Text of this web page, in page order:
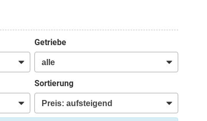
Getriebe
Sortierung